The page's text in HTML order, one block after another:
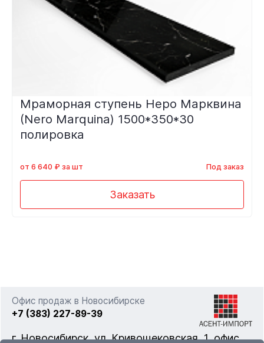
Мраморная ступень Неро Марквина
(Nero Marquina) 1500*350*30
полировка
от 6 640 ₽ за шт Под заказ
Заказать
Офис продаж в Новосибирске
+7 (383) 227-89-39
г. Новосибирск, ул. Кривощековская, 1, офис